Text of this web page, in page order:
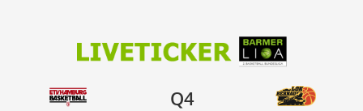
ETV Hamburg LOK BERNAU
Q4